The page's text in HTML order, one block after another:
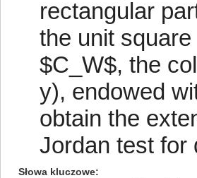
rectangular
the unit
$C_W$, the
y), endowed
obtain the
Jordan test for
Słowa kluczowe